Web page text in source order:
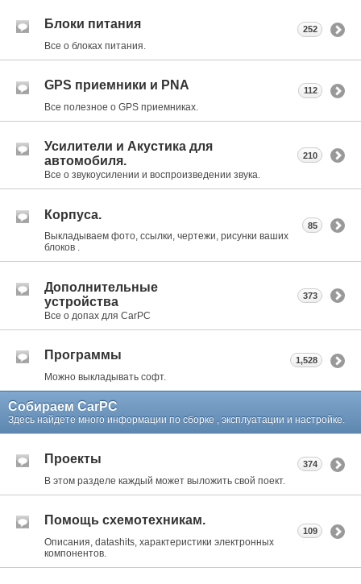
Блоки питания
Все о блоках питания.
252
GPS приемники и PNA
Все полезное о GPS приемниках.
112
Усилители и Акустика для
автомобиля.
Все о звукоусилении и воспроизведении звука.
210
Корпуса.
Выкладываем фото, ссылки, чертежи, рисунки ваших
блоков .
85
Дополнительные
устройства
Все о допах для CarPC
373
Программы
Можно выкладывать софт.
1,528
Собираем CarPC
Здесь найдете много информации по сборке , эксплуатации и настройке.
Проекты
В этом разделе каждый может выложить свой поект.
374
Помощь схемотехникам.
Описания, datashits, характеристики электронных
компонентов.
109